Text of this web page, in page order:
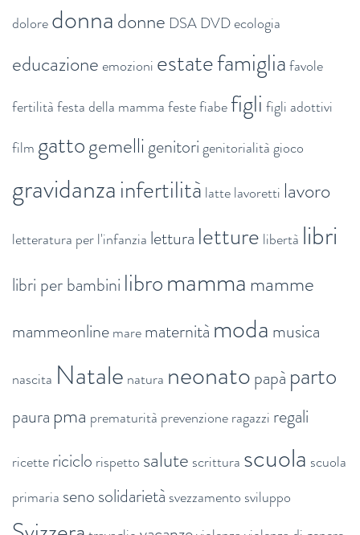
doloredonnadonne DSA DVDecologia
educazioneemozioni estatefamigliafavole
fertilitàfesta della mammafestefiabefigli figli adottivi
film gattogemelligenitorigenitorialitàgioco
gravidanzainfertilità lattelavoretti lavoro
letteratura per l'infanzia lettura letture libertà libri
libri per bambini libromamma mamme
mammeonlinemarematernità moda musica
nascita Natale natura neonatopapà parto
paura pma prematurità prevenzioneragazzi regali
ricettericiclo rispetto salute scrittura scuola scuola
primaria senosolidarietà svezzamento sviluppo